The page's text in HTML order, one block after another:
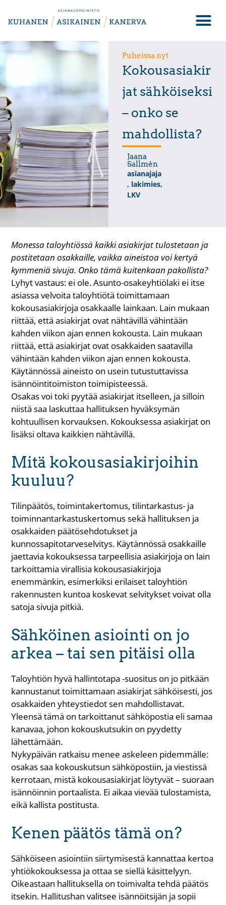
Puheissa nyt
Kokousasiakir
jat sähköiseksi
– onko se
mahdollista?
Jaana
Sallmén
asianajaja
, lakimies,
LKV
Monessa taloyhtiössä kaikki asiakirjat tulostetaan ja
postitetaan osakkaille, vaikka aineistoa voi kertyä
kymmeniä sivuja. Onko tämä kuitenkaan pakollista?
Lyhyt vastaus: ei ole. Asunto-osakeyhtiölaki ei itse
asiassa velvoita taloyhtiötä toimittamaan
kokousasiakirjoja osakkaalle lainkaan. Lain mukaan
riittää, että asiakirjat ovat nähtävillä vähintään
kahden viikon ajan ennen kokousta. Lain mukaan
riittää, että asiakirjat ovat osakkaiden saatavilla
vähintään kahden viikon ajan ennen kokousta.
Käytännössä aineisto on usein tutustuttavissa
isännöintitoimiston toimipisteessä.
Osakas voi toki pyytää asiakirjat itselleen, ja silloin
niistä saa laskuttaa hallituksen hyväksymän
kohtuullisen korvauksen. Kokouksessa asiakirjat on
lisäksi oltava kaikkien nähtävillä.
Mitä kokousasiakirjoihin
kuuluu?
Tilinpäätös, toimintakertomus, tilintarkastus- ja
toiminnantarkastuskertomus sekä hallituksen ja
osakkaiden päätösehdotukset ja
kunnossapitotarveselvitys. Käytännössä osakkaille
jaettavia kokouksessa tarpeellisia asiakirjoja on lain
tarkoittamia virallisia kokousasiakirjoja
enemmänkin, esimerkiksi erilaiset taloyhtiön
rakennusten kuntoa koskevat selvitykset voivat olla
satoja sivuja pitkiä.
Sähköinen asiointi on jo
arkea – tai sen pitäisi olla
Taloyhtiön hyvä hallintotapa -suositus on jo pitkään
kannustanut toimittamaan asiakirjat sähköisesti, jos
osakkaiden yhteystiedot sen mahdollistavat.
Yleensä tämä on tarkoittanut sähköpostia eli samaa
kanavaa, johon kokouskutsukin on pyydetty
lähettämään.
Nykypäivän ratkaisu menee askeleen pidemmälle:
osakas saa kokouskutsun sähköpostiin, ja viestissä
kerrotaan, mistä kokousasiakirjat löytyvät – suoraan
isännöinnin portaalista. Ei aikaa vievää tulostamista,
eikä kallista postitusta.
Kenen päätös tämä on?
Sähköiseen asiointiin siirtymisestä kannattaa kertoa
yhtiökokouksessa ja ottaa se siellä käsittelyyn.
Oikeastaan hallituksella on toimivalta tehdä päätös
itsekin. Hallitushan valitsee isännöitsijän ja sopii